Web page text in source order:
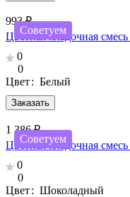
Советуем
993 ₽
Цветная кладочная
0
0
Заказать
Цвет: Белый
Советуем
1 386 ₽
Цветная кладочная
0
0
Цвет: Шоколадный